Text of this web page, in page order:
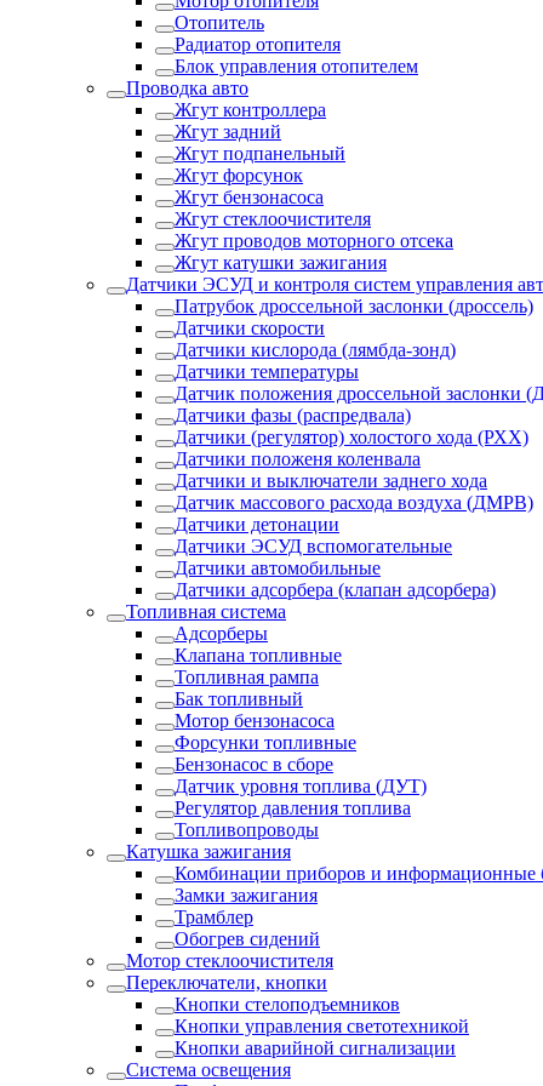
Отопитель
Радиатор отопителя
Блок управления отопителем
Проводка авто
Жгут контроллера
Жгут задний
Жгут подпанельный
Жгут форсунок
Жгут бензонасоса
Жгут стеклоочистителя
Жгут проводов моторного отсека
Жгут катушки зажигания
Датчики ЭСУД и контроля систем управления
Патрубок дроссельной заслонки (дроссель)
Датчики скорости
Датчики кислорода (лямбда-зонд)
Датчики температуры
Датчик положения дроссельной заслонки
Датчики фазы (распредвала)
Датчики (регулятор) холостого хода (РХХ)
Датчики положеня коленвала
Датчики и выключатели заднего хода
Датчик массового расхода воздуха (ДМРВ)
Датчики детонации
Датчики ЭСУД вспомогательные
Датчики автомобильные
Датчики адсорбера (клапан адсорбера)
Топливная система
Адсорберы
Клапана топливные
Топливная рампа
Бак топливный
Мотор бензонасоса
Форсунки топливные
Бензонасос в сборе
Датчик уровня топлива (ДУТ)
Регулятор давления топлива
Топливопроводы
Катушка зажигания
Комбинации приборов и информационные
Замки зажигания
Трамблер
Обогрев сидений
Мотор стеклоочистителя
Переключатели, кнопки
Кнопки стелоподъемников
Кнопки управления светотехникой
Кнопки аварийной сигнализации
Система освещения